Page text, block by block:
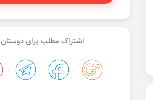
اشتراک مطلب برای دوستان